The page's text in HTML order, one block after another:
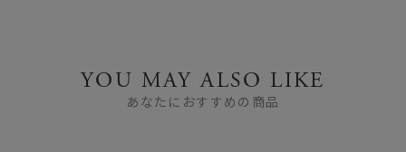
YOU MAY ALSO LIKE
あなたにおすすめの商品